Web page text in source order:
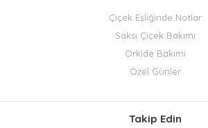
Çiçek Eşliğinde Notlar
Saksı Çiçek Bakımı
Orkide Bakımı
Özel Günler
Takip Edin